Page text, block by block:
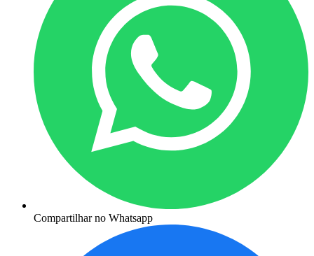
Compartilhar no Whatsapp